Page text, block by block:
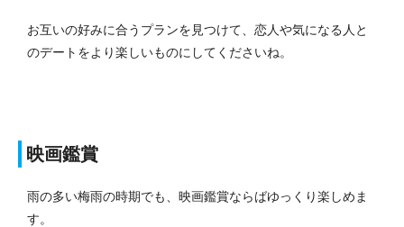
お互いの好みに合うプランを見つけて、恋人や気になる人と
のデートをより楽しいものにしてくださいね。
映画鑑賞
雨の多い梅雨の時期でも、映画鑑賞ならばゆっくり楽しめま
す。